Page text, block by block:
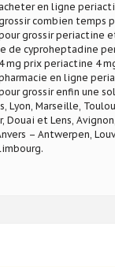
en ligne
combien temps
grossir periactine
de cyproheptadine
mg prix periactine 4
en ligne
grossir enfin une
Lyon, Marseille,
Douai et Lens,
– Antwerpen,